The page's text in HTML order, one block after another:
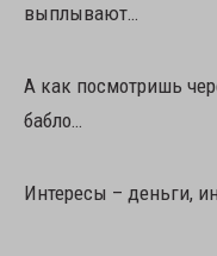
выплывают…
А как посмотришь
бабло…
Интересы – деньги,